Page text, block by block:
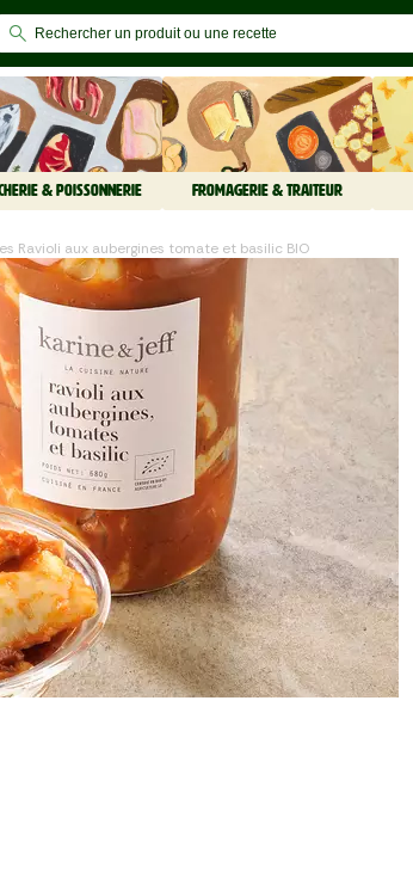
& POISSONNERIE FROMAGERIE & TRAITEUR
Les Ravioli aux aubergines tomate et basilic BIO